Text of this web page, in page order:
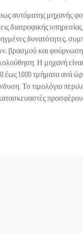
αυτόματης μηχανής
διατροφικής
δυνατότητες,
βρασμού και
Η μηχανή είναι
έως 1.000 τμήματα
Το τιμολόγιο
προσφέρουν